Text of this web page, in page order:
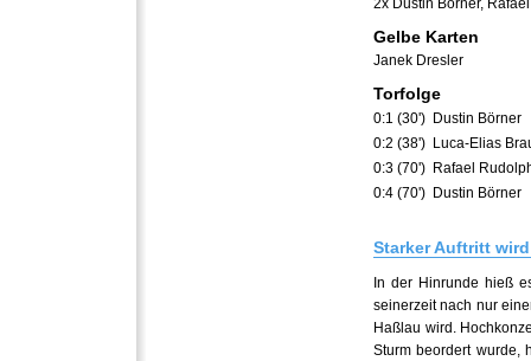
2x Dustin Börner,
Gelbe Karten
Janek Dresler
Torfolge
0:1 (30') Dustin Börner
0:2 (38') Luca-Elias
0:3 (70') Rafael
0:4 (70') Dustin Börner
Starker Auftritt
In der Hinrunde hieß
seinerzeit nach nur
Haßlau wird.
Sturm beordert wurde,